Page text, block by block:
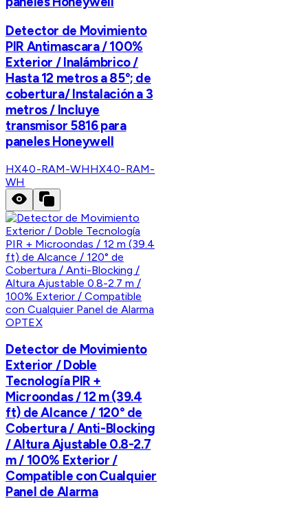
Detector de Movimiento
PIR Antimascara / 100%
Exterior / Inalámbrico /
Hasta 12 metros a 85°; de
cobertura/ Instalación a 3
metros / Incluye
transmisor 5816 para
paneles Honeywell
HX40-RAM-WHHX40-RAM-
WH
OPTEX
Detector de Movimiento
Exterior / Doble
Tecnología PIR +
Microondas / 12 m (39.4
ft) de Alcance / 120° de
Cobertura / Anti-Blocking
/ Altura Ajustable 0.8-2.7
m / 100% Exterior /
Compatible con Cualquier
Panel de Alarma